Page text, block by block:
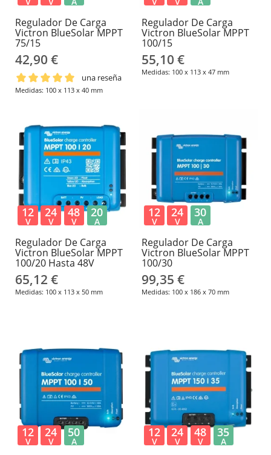
Regulador De Carga
Victron BlueSolar MPPT
75/15
42,90 €
una reseña
Medidas: 100 x 113 x 40 mm
Regulador De Carga
Victron BlueSolar MPPT
100/15
55,10 €
Medidas: 100 x 113 x 47 mm
Regulador De Carga
Victron BlueSolar MPPT
100/20 Hasta 48V
65,12 €
Medidas: 100 x 113 x 50 mm
12
V
24
V
48
V
20
A
Regulador De Carga
Victron BlueSolar MPPT
100/30
99,35 €
Medidas: 100 x 186 x 70 mm
12
V
24
V
30
A
12
V
24
V
50
A
12
V
24
V
48
V
35
A